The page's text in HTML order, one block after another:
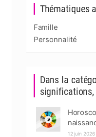
Thématiques
Famille
Personnalité
Dans la
12 juin 2026